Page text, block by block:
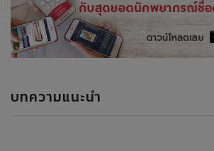
บทความแนะนำ